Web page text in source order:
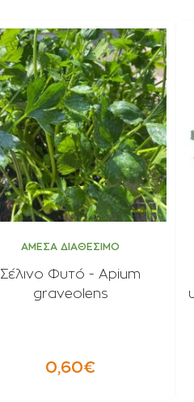
ΑΜΕΣΑ ΔΙΑΘΕΣΙΜΟ
Σέλινο Φυτό - Apium
graveolens
0,60€